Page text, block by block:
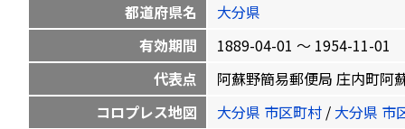
都道府県名
大分県
有効期間
1889-04-01 〜 1954-11-01
代表点
阿蘇野簡易郵便局 庄内町阿
コロプレス地図
大分県 市区町村 / 大分県 市